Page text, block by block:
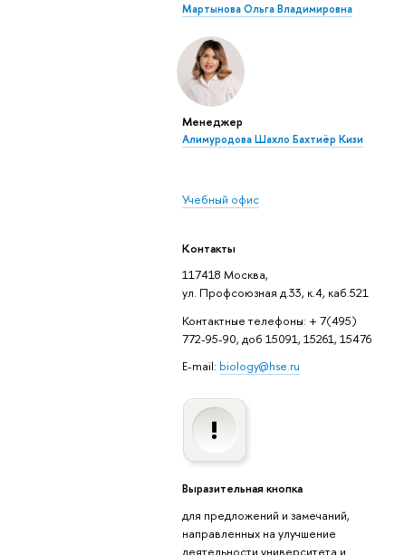
Мартынова Ольга Владимировна
Менеджер
Алимуродова Шахло Бахтиёр Кизи
Учебный офис
Контакты
117418 Москва,
ул. Профсоюзная д.33, к.4, каб.521
Контактные телефоны: + 7(495)
772-95-90, доб 15091, 15261, 15476
E-mail: biology@hse.ru
Выразительная кнопка
для предложений и замечаний,
направленных на улучшение
деятельности университета и